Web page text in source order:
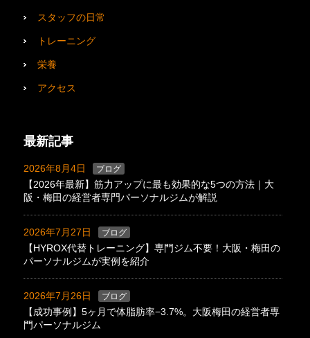
スタッフの日常
トレーニング
栄養
アクセス
最新記事
2026年8月4日 ブログ
【2026年最新】筋力アップに最も効果的な5つの方法｜大
阪・梅田の経営者専門パーソナルジムが解説
2026年7月27日 ブログ
【HYROX代替トレーニング】専門ジム不要！大阪・梅田の
パーソナルジムが実例を紹介
2026年7月26日 ブログ
【成功事例】5ヶ月で体脂肪率−3.7%。大阪梅田の経営者専
門パーソナルジム